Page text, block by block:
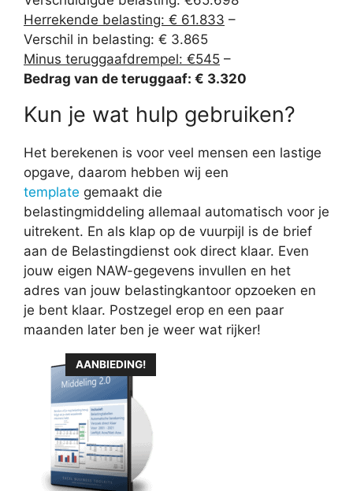
Herrekende belasting: € 61.833 –
Verschil in belasting: € 3.865
Minus teruggaafdrempel: €545 –
Bedrag van de teruggaaf: € 3.320
Kun je wat hulp gebruiken?
Het berekenen is voor veel mensen een lastige
opgave, daarom hebben wij een
template gemaakt die
belastingmiddeling allemaal automatisch voor je
uitrekent. En als klap op de vuurpijl is de brief
aan de Belastingdienst ook direct klaar. Even
jouw eigen NAW-gegevens invullen en het
adres van jouw belastingkantoor opzoeken en
je bent klaar. Postzegel erop en een paar
maanden later ben je weer wat rijker!
AANBIEDING!
product
heeft
meerdere
variaties.
Deze
optie